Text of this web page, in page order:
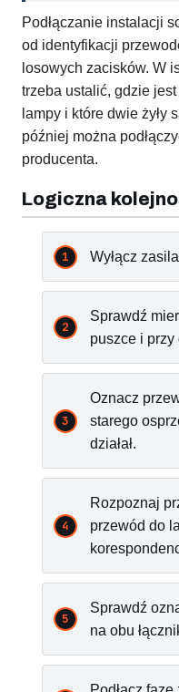
Podłączanie instalacji
od identyfikacji
losowych zacisków. W
trzeba ustalić, gdzie
lampy i które dwie żyły
później można
producenta.
Logiczna
Wyłącz
Sprawdź
puszce i przy
Oznacz
starego
działał.
Rozpoznaj
przewód do
Sprawdź
na obu